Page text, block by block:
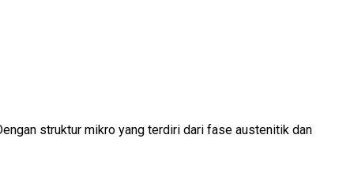
struktur mikro yang terdiri dari fase austenitik dan